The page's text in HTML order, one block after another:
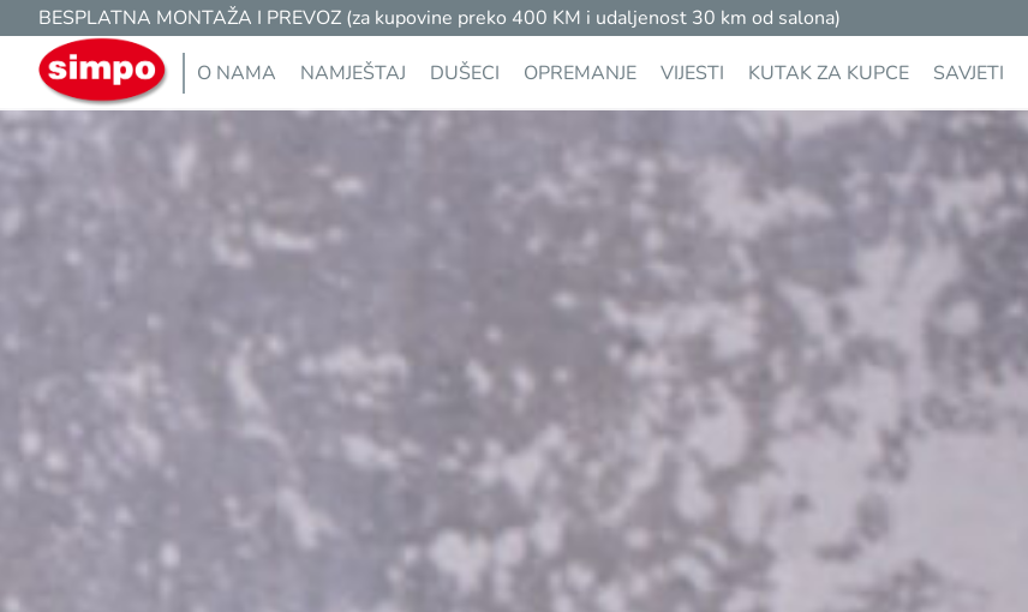
BESPLATNA MONTAŽA I PREVOZ (za kupovine preko 400 KM i udaljenost 30 km od salona)
O NAMA NAMJEŠTAJ DUŠECI OPREMANJE VIJESTI KUTAK ZA KUPCE SAVJETI